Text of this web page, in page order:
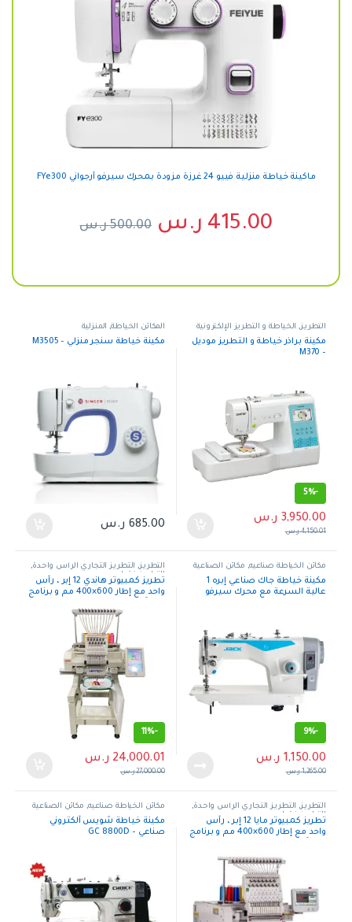
ماكينة خياطة منزلية فييو 24 غرزة مزودة بمحرك سيرفو أرجواني FYe300
415.00 ر.س 500.00 ر.س
التطريز, الخياطة و التطريز الإلكترونية
مكينة براذر خياطة و التطريز موديل
– M370
-
5%
3,950.00 ر.س
4,150.01 ر.س
المكائن الخياطة, المنزلية
مكينة خياطة سنجر منزلي – M3505
685.00 ر.س
مكائن الخياطة صناعيه, مكائن الصناعية
مكينة خياطة جاك صناعي إبره 1
عالية السرعة مع محرك سيرفو
-
9%
1,150.00 ر.س
1,265.00 ر.س
التطريز, التطريز التجاري الرأس واحدة,
التطريز فقط
تطريز كمبيوتر هاندي 12 إبر ، رأس
واحد مع إطار 600×400 مم و برنامج
-
11%
24,000.01 ر.س
27,000.00 ر.س
التطريز, التطريز التجاري الرأس واحدة,
التطريز فقط
تطريز كمبيوتر مايا 12 إبر ، رأس
واحد مع إطار 600×400 مم و برنامج
مكائن الخياطة صناعيه, مكائن الصناعية
مكينة خياطة شويس ألكتروني
صناعي – GC 8800D